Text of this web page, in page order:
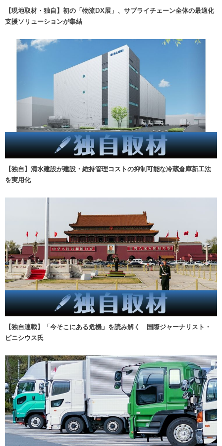
【現地取材・独自】初の「物流DX展」、サプライチェーン全体の最適化
支援ソリューションが集結
【独自】清水建設が建設・維持管理コストの抑制可能な冷蔵倉庫新工法
を実用化
【独自連載】「今そこにある危機」を読み解く 国際ジャーナリスト・
ビニシウス氏